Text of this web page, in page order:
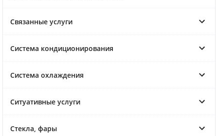
Связанные услуги
Система кондиционирования
Система охлаждения
Ситуативные услуги
Стекла, фары